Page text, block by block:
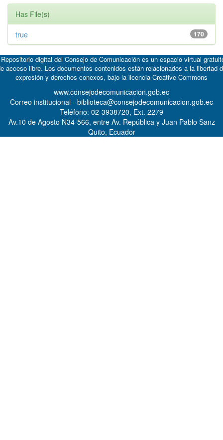
Has File(s)
170
true
digital del Consejo de Comunicación es un espacio virtual
acceso libre. Los documentos contenidos están relacionados a la libertad
expresión y derechos conexos, bajo la licencia Creative Commons
www.consejodecomunicacion.gob.ec
Correo institucional - biblioteca@consejodecomunicacion.gob.ec
Teléfono: 02-3938720, Ext. 2279
Av.10 de Agosto N34-566, entre Av. República y Juan Pablo Sanz
Quito, Ecuador